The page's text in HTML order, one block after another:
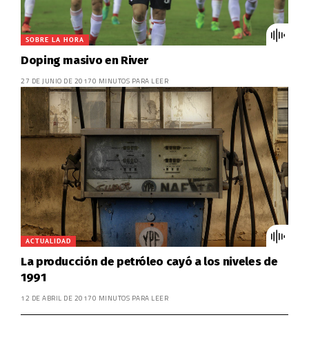
SOBRE LA HORA
Doping masivo en River
27 DE JUNIO DE 20170 MINUTOS PARA LEER
ACTUALIDAD
La producción de petróleo cayó a los niveles de
1991
12 DE ABRIL DE 20170 MINUTOS PARA LEER